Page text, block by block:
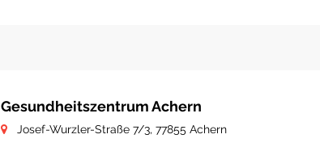
Gesundheitszentrum Achern
Josef-Wurzler-Straße 7/3, 77855 Achern